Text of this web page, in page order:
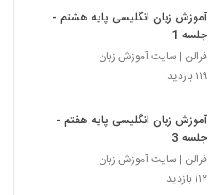
آموزش زبان انگلیسی پایه هشتم -
جلسه 1
فرالن | سایت آموزش زبان
۱۱۹ بازدید
آموزش زبان انگلیسی پایه هفتم -
جلسه 3
فرالن | سایت آموزش زبان
۱۱۲ بازدید